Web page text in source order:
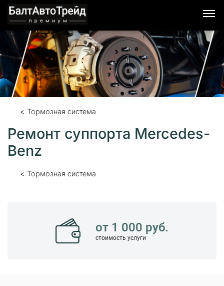
Тормозная система
Ремонт суппорта Mercedes-
Benz
Тормозная система
от 1 000 руб.
стоимость услуги
Я согласен с условиями обработки персональных
данных.